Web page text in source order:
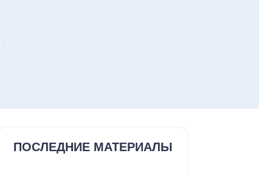
ПОСЛЕДНИЕ МАТЕРИАЛЫ